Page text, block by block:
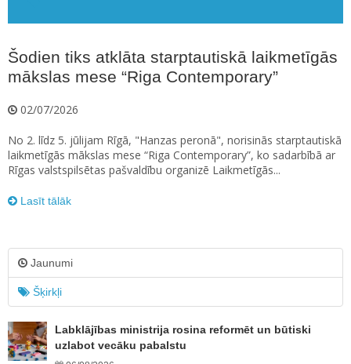
Šodien tiks atklāta starptautiskā laikmetīgās
mākslas mese “Riga Contemporary”
02/07/2026
No 2. līdz 5. jūlijam Rīgā, "Hanzas peronā", norisinās starptautiskā
laikmetīgās mākslas mese “Riga Contemporary”, ko sadarbībā ar
Rīgas valstspilsētas pašvaldību organizē Laikmetīgās...
Lasīt tālāk
Jaunumi
Šķirkļi
Labklājības ministrija rosina reformēt un būtiski
uzlabot vecāku pabalstu